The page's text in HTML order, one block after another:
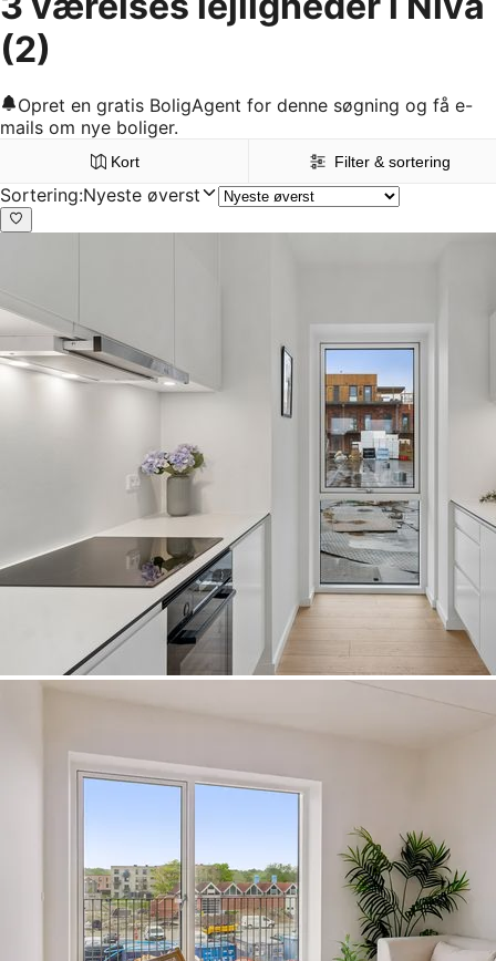
(2)
Opret en gratis BoligAgent for denne søgning og få e-
mails om nye boliger.
Kort Filter & sortering
Sortering:Nyeste øverst